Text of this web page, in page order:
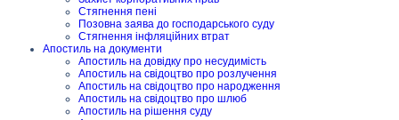
Стягнення пені
Позовна заява до господарського суду
Стягнення інфляційних втрат
Апостиль на документи
Апостиль на довідку про несудимість
Апостиль на свідоцтво про розлучення
Апостиль на свідоцтво про народження
Апостиль на свідоцтво про шлюб
Апостиль на рішення суду